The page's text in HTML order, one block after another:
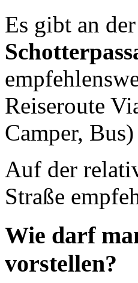
Es gibt an
Reiseroute
Camper,
Auf der
Straße
Wie darf
vorstellen?